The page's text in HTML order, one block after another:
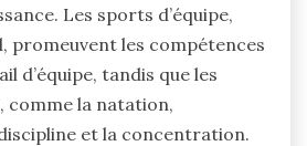
Les sports d’équipe,
promeuvent les compétences
d’équipe, tandis que les
comme la natation,
et la concentration.